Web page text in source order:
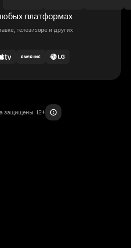
платформах
телевизоре и других
защищены. 12+